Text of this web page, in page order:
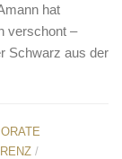
hat
verschont –
Schwarz aus der
/